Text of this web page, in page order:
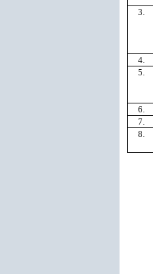
3.
4.
5.
6.
7.
8.